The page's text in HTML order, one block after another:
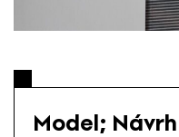
Model;